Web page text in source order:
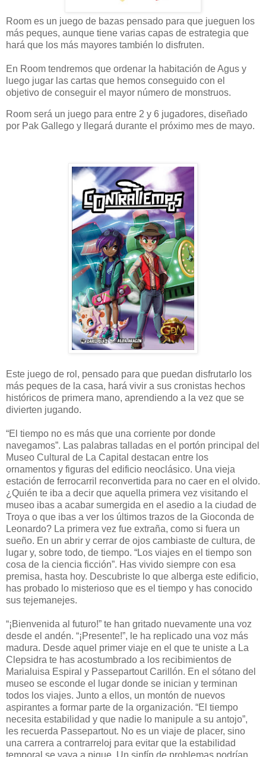
Room es un juego de bazas pensado para que jueguen los
más peques, aunque tiene varias capas de estrategia que
hará que los más mayores también lo disfruten.
En Room tendremos que ordenar la habitación de Agus y
luego jugar las cartas que hemos conseguido con el
objetivo de conseguir el mayor número de monstruos.
Room será un juego para entre 2 y 6 jugadores, diseñado
por Pak Gallego y llegará durante el próximo mes de mayo.
Este juego de rol, pensado para que puedan disfrutarlo los
más peques de la casa, hará vivir a sus cronistas hechos
históricos de primera mano, aprendiendo a la vez que se
divierten jugando.
“El tiempo no es más que una corriente por donde
navegamos”. Las palabras talladas en el portón principal del
Museo Cultural de La Capital destacan entre los
ornamentos y figuras del edificio neoclásico. Una vieja
estación de ferrocarril reconvertida para no caer en el olvido.
¿Quién te iba a decir que aquella primera vez visitando el
museo ibas a acabar sumergida en el asedio a la ciudad de
Troya o que ibas a ver los últimos trazos de la Gioconda de
Leonardo? La primera vez fue extraña, como si fuera un
sueño. En un abrir y cerrar de ojos cambiaste de cultura, de
lugar y, sobre todo, de tiempo. “Los viajes en el tiempo son
cosa de la ciencia ficción”. Has vivido siempre con esa
premisa, hasta hoy. Descubriste lo que alberga este edificio,
has probado lo misterioso que es el tiempo y has conocido
sus tejemanejes.
“¡Bienvenida al futuro!” te han gritado nuevamente una voz
desde el andén. “¡Presente!”, le ha replicado una voz más
madura. Desde aquel primer viaje en el que te uniste a La
Clepsidra te has acostumbrado a los recibimientos de
Marialuisa Espiral y Passepartout Carillón. En el sótano del
museo se esconde el lugar donde se inician y terminan
todos los viajes. Junto a ellos, un montón de nuevos
aspirantes a formar parte de la organización. “El tiempo
necesita estabilidad y que nadie lo manipule a su antojo”,
les recuerda Passepartout. No es un viaje de placer, sino
una carrera a contrarreloj para evitar que la estabilidad
temporal se vaya a pique. Un sinfín de problemas podrían